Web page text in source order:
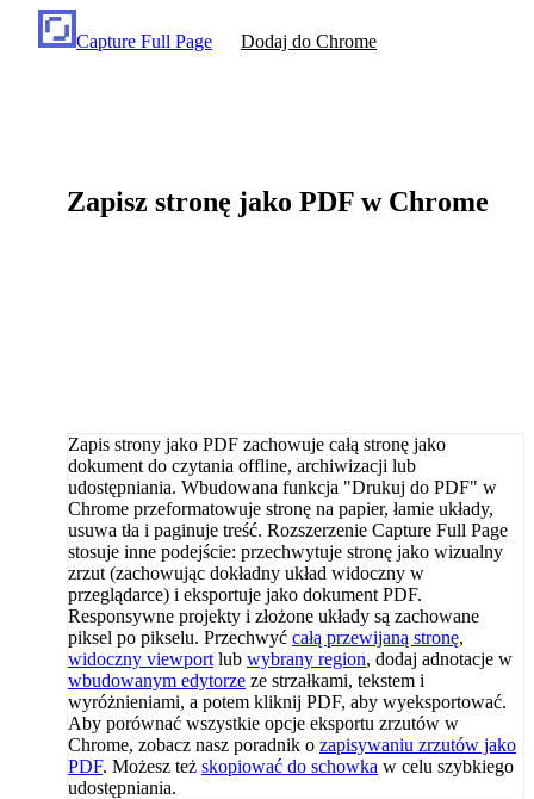
Capture Full Page Dodaj do Chrome
Zapisz stronę jako PDF w Chrome
Zapis strony jako PDF zachowuje całą stronę jako
dokument do czytania offline, archiwizacji lub
udostępniania. Wbudowana funkcja "Drukuj do PDF" w
Chrome przeformatowuje stronę na papier, łamie układy,
usuwa tła i paginuje treść. Rozszerzenie Capture Full Page
stosuje inne podejście: przechwytuje stronę jako wizualny
zrzut (zachowując dokładny układ widoczny w
przeglądarce) i eksportuje jako dokument PDF.
Responsywne projekty i złożone układy są zachowane
piksel po pikselu. Przechwyć całą przewijaną stronę,
widoczny viewport lub wybrany region, dodaj adnotacje w
wbudowanym edytorze ze strzałkami, tekstem i
wyróżnieniami, a potem kliknij PDF, aby wyeksportować.
Aby porównać wszystkie opcje eksportu zrzutów w
Chrome, zobacz nasz poradnik o zapisywaniu zrzutów jako
PDF. Możesz też skopiować do schowka w celu szybkiego
udostępniania.